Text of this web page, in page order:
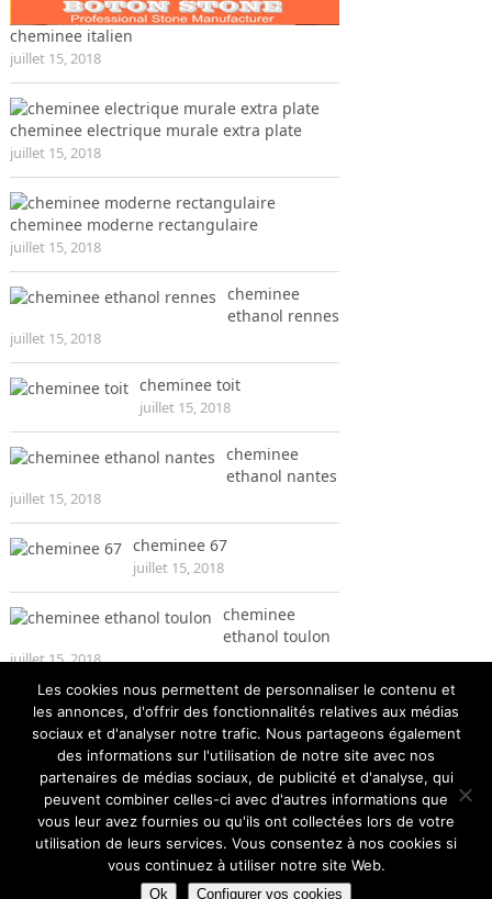
cheminee italien
juillet 15, 2018
cheminee electrique murale extra plate
juillet 15, 2018
cheminee moderne rectangulaire
juillet 15, 2018
cheminee
ethanol rennes
juillet 15, 2018
cheminee toit
juillet 15, 2018
cheminee
ethanol nantes
juillet 15, 2018
cheminee 67
juillet 15, 2018
cheminee
ethanol toulon
juillet 15, 2018
La cheminée pour le chauffageCopyright © 2026.
Les cookies nous permettent de personnaliser le contenu et
les annonces, d'offrir des fonctionnalités relatives aux médias
sociaux et d'analyser notre trafic. Nous partageons également
des informations sur l'utilisation de notre site avec nos
partenaires de médias sociaux, de publicité et d'analyse, qui
peuvent combiner celles-ci avec d'autres informations que
vous leur avez fournies ou qu'ils ont collectées lors de votre
utilisation de leurs services. Vous consentez à nos cookies si
vous continuez à utiliser notre site Web.
Ok Configurer vos cookies